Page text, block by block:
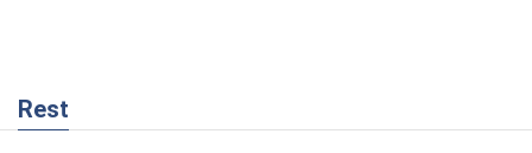
Rest